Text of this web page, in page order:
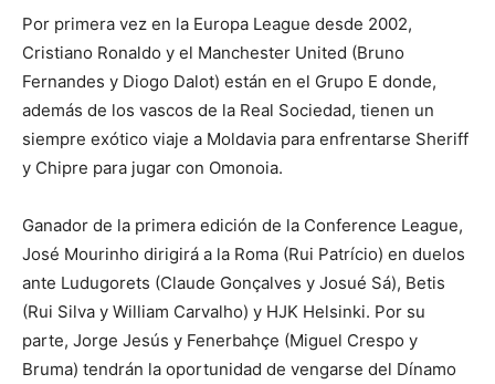
Por primera vez en la Europa League desde 2002,
Cristiano Ronaldo y el Manchester United (Bruno
Fernandes y Diogo Dalot) están en el Grupo E donde,
además de los vascos de la Real Sociedad, tienen un
siempre exótico viaje a Moldavia para enfrentarse Sheriff
y Chipre para jugar con Omonoia.
Ganador de la primera edición de la Conference League,
José Mourinho dirigirá a la Roma (Rui Patrício) en duelos
ante Ludugorets (Claude Gonçalves y Josué Sá), Betis
(Rui Silva y William Carvalho) y HJK Helsinki. Por su
parte, Jorge Jesús y Fenerbahçe (Miguel Crespo y
Bruma) tendrán la oportunidad de vengarse del Dínamo